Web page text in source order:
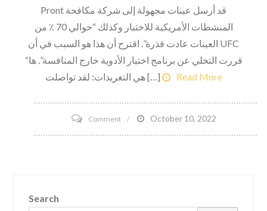
الصورة
الشبه
غالبية
المعجبين
أن
Madness
Pront قد أرسل عينات مجهولة إلى شركة مكافحة
المنشطات الأمريكية للاختبار وكذلك “حوالي 70 ٪ من
العينات عادت قذرة”. اقترح أن هذا هو السبب في أن UFC
“قررت التخلي عن برنامج اختبار الأدوية خارج المنافسة”. ها
هي التغريدات: لقد تواصلت […]
Read More
Commenton
70
October 10, 2022
Search